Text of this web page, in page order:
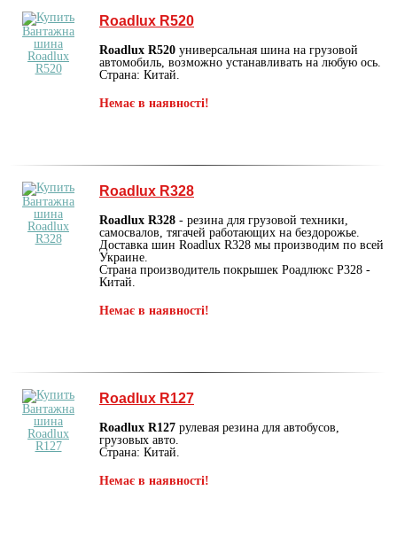
Roadlux R520
Roadlux R520 универсальная шина на грузовой
автомобиль, возможно устанавливать на любую ось.
Страна: Китай.
Немає в наявності!
Roadlux R328
Roadlux R328 - резина для грузовой техники,
самосвалов, тягачей работающих на бездорожье.
Доставка шин Roadlux R328 мы производим по всей
Украине.
Страна производитель покрышек Роадлюкс Р328 -
Китай.
Немає в наявності!
Roadlux R127
Roadlux R127 рулевая резина для автобусов,
грузовых авто.
Страна: Китай.
Немає в наявності!